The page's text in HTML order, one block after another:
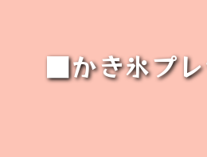
■かき氷プ